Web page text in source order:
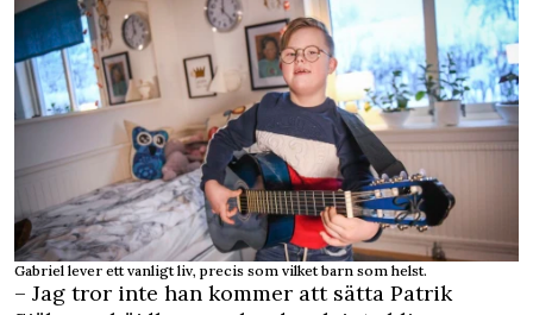
Gabriel lever ett vanligt liv, precis som vilket barn som helst.
– Jag tror inte han kommer att sätta Patrik